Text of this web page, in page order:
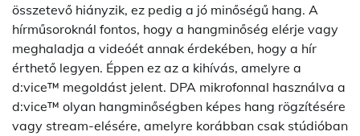
összetevő hiányzik, ez pedig a jó minőségű hang. A
hírműsoroknál fontos, hogy a hangminőség elérje vagy
meghaladja a videóét annak érdekében, hogy a hír
érthető legyen. Éppen ez az a kihívás, amelyre a
d:vice™ megoldást jelent. DPA mikrofonnal használva a
d:vice™ olyan hangminőségben képes hang rögzítésére
vagy stream-elésére, amelyre korábban csak stúdióban